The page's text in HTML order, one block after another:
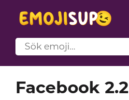
Facebook 2.2